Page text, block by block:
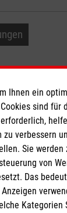
Ihnen ein
sind für
verbessern
Sie werden
von
Das
Kategorien